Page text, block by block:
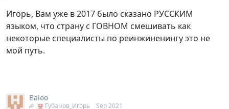
Игорь, Вам уже в 2017 было сказано РУССКИМ
языком, что страну с ГОВНОМ смешивать как
некоторые специалисты по реинжиненингу это не
мой путь.
Baloo
Губанов_Игорь Sep 2021